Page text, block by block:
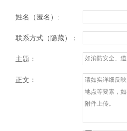
姓名（匿名）:
联系方式（隐藏）：
主题：
正文：